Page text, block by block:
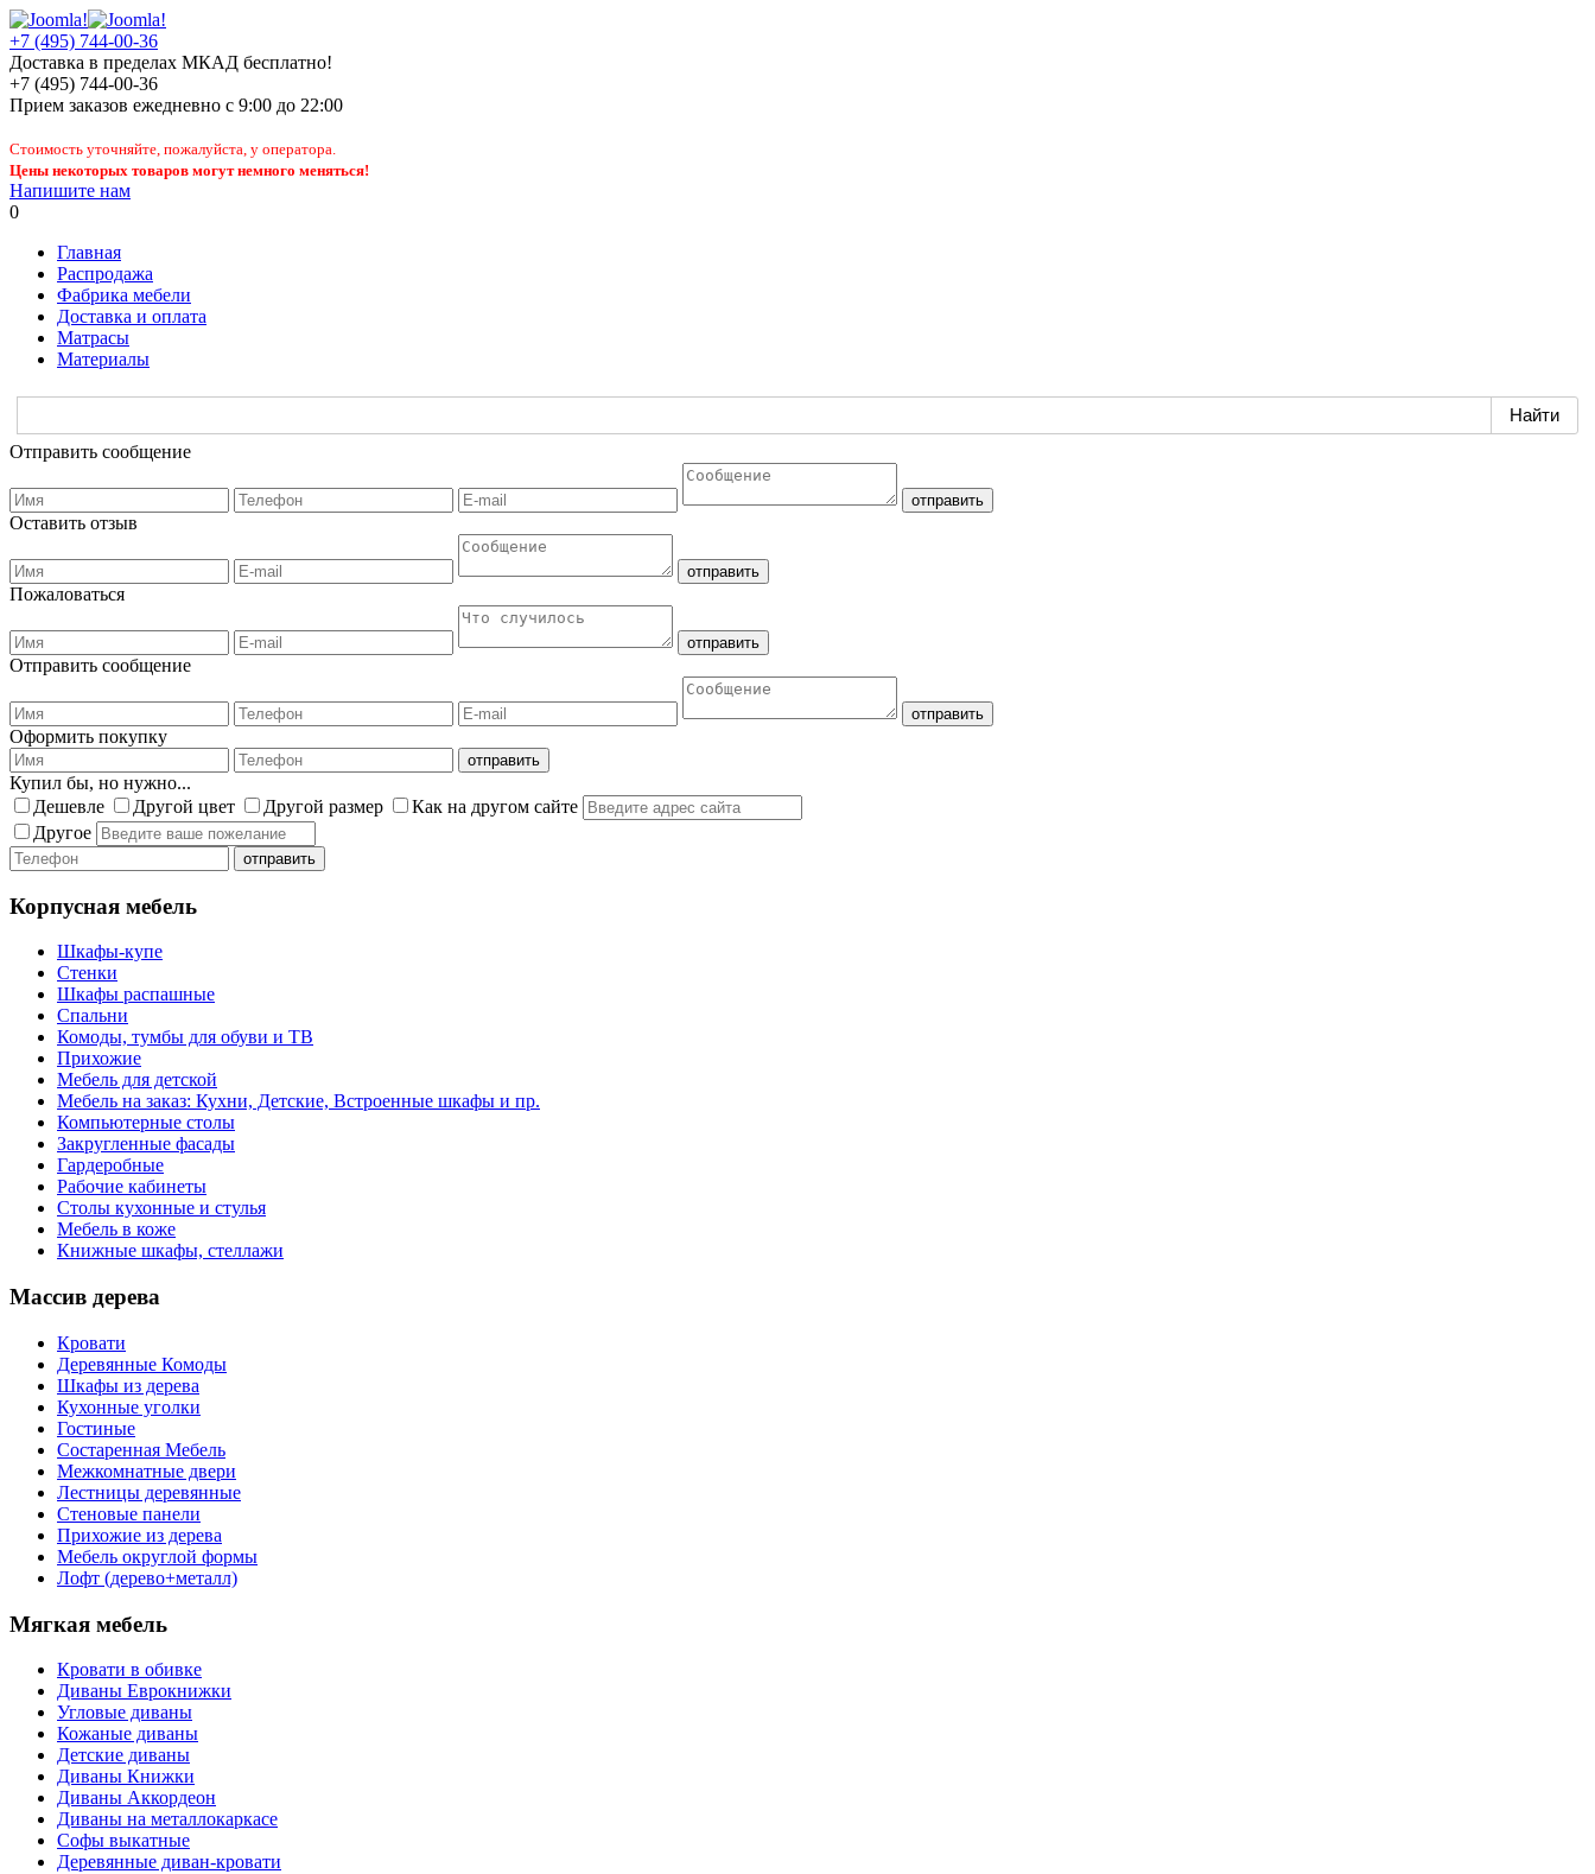
+7 (495) 744-00-36
Доставка в пределах МКАД бесплатно!
+7 (495) 744-00-36
Прием заказов ежедневно с 9:00 до 22:00
Стоимость уточняйте, пожалуйста, у оператора.
Цены некоторых товаров могут немного меняться!
Напишите нам
0
Главная
Распродажа
Фабрика мебели
Доставка и оплата
Матрасы
Материалы
Отправить сообщение
Оставить отзыв
Пожаловаться
Отправить сообщение
Оформить покупку
Купил бы, но нужно...
Дешевле
Другой цвет Другой размер
Как на другом сайте
Другое
Корпусная мебель
Шкафы-купе
Стенки
Шкафы распашные
Спальни
Комоды, тумбы для обуви и ТВ
Прихожие
Мебель для детской
Мебель на заказ: Кухни, Детские, Встроенные шкафы и пр.
Компьютерные столы
Закругленные фасады
Гардеробные
Рабочие кабинеты
Столы кухонные и стулья
Мебель в коже
Книжные шкафы, стеллажи
Массив дерева
Кровати
Деревянные Комоды
Шкафы из дерева
Кухонные уголки
Гостиные
Состаренная Мебель
Межкомнатные двери
Лестницы деревянные
Стеновые панели
Прихожие из дерева
Мебель округлой формы
Лофт (дерево+металл)
Мягкая мебель
Кровати в обивке
Диваны Еврокнижки
Угловые диваны
Кожаные диваны
Детские диваны
Диваны Книжки
Диваны Аккордеон
Диваны на металлокаркасе
Софы выкатные
Деревянные диван-кровати